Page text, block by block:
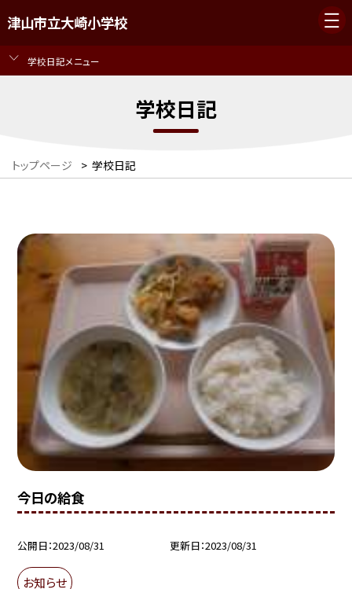
津山市立大崎小学校
学校日記メニュー
学校日記
トップページ > 学校日記
今日の給食
公開日 2023/08/31 更新日 2023/08/31
お知らせ